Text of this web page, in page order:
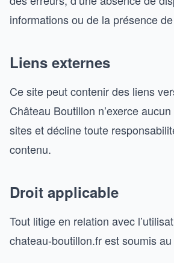
informations ou de la présence
Liens externes
Ce site peut contenir des liens
Château Boutillon n’exerce
sites et décline toute
contenu.
Droit applicable
Tout litige en relation avec
chateau-boutillon.fr est soumis